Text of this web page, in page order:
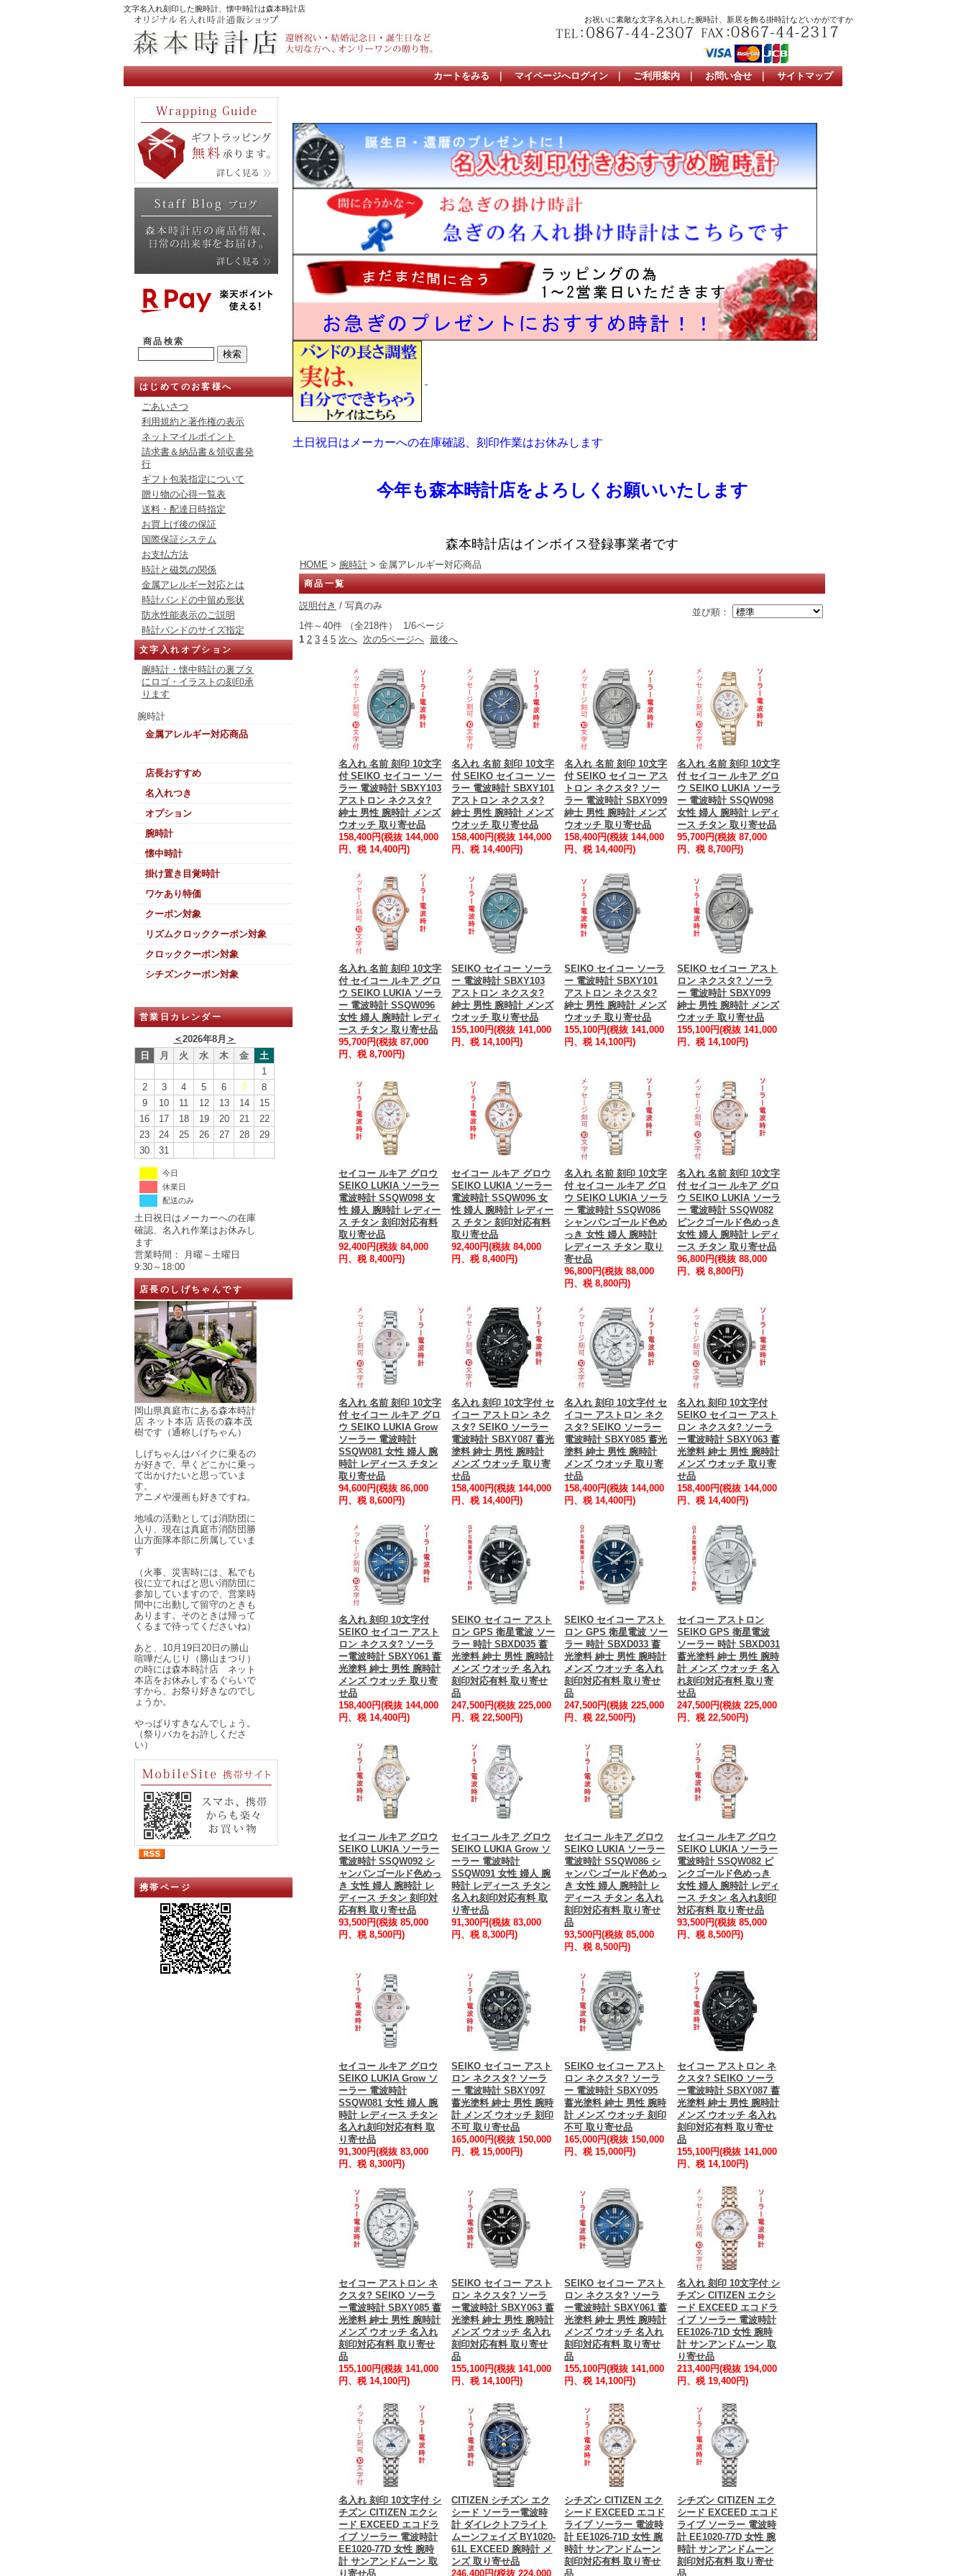
文字名入れ刻印した腕時計、懐中時計は森本時計店
お祝いに素敵な文字名入れした腕時計、新居を飾る掛時計などいかがですか
カートをみる ｜ マイページへログイン ｜ ご利用案内 ｜ お問い合せ ｜ サイトマップ
商品検索
はじめてのお客様へ
ごあいさつ
利用規約と著作権の表示
ネットマイルポイント
請求書＆納品書＆領収書発
行
ギフト包装指定について
贈り物の心得一覧表
送料・配達日時指定
お買上げ後の保証
国際保証システム
お支払方法
時計と磁気の関係
金属アレルギー対応とは
時計バンドの中留め形状
防水性能表示のご説明
時計バンドのサイズ指定
文字入れオプション
腕時計・懐中時計の裏ブタ
にロゴ・イラストの刻印承
ります
腕時計
金属アレルギー対応商品
店長おすすめ
名入れつき
オプション
腕時計
懐中時計
掛け置き目覚時計
ワケあり特価
クーポン対象
リズムクロッククーポン対象
クロッククーポン対象
シチズンクーポン対象
営業日カレンダー
＜2026年8月 ＞
日
月 火 水 木 金
土
1
2
3 4 5 6 7
8
9
10 11 12 13 14
15
16
17 18 19 20 21
22
23
24 25 26 27 28
29
30
31
今日
休業日
配送のみ
土日祝日はメーカーへの在庫
確認、名入れ作業はお休みし
ます
営業時間： 月曜～土曜日
9:30～18:00
店長のしげちゃんです
岡山県真庭市にある森本時計
店 ネット本店 店長の森本茂
樹です（通称しげちゃん）
しげちゃんはバイクに乗るの
が好きで、早くどこかに乗っ
て出かけたいと思っていま
す。
アニメや漫画も好きですね。
地域の活動としては消防団に
入り、現在は真庭市消防団勝
山方面隊本部に所属していま
す
（火事、災害時には、私でも
役に立てればと思い消防団に
参加していますので、営業時
間中に出動して留守のときも
あります。そのときは帰って
くるまで待ってくださいね）
あと、10月19日20日の勝山
喧嘩だんじり（勝山まつり）
の時には森本時計店 ネット
本店をお休みしするぐらいで
すから、お祭り好きなのでし
ょうか。
やっぱりすきなんでしょう。
（祭りバカをお許しくださ
い）
携帯ページ
土日祝日はメーカーへの在庫確認、刻印作業はお休みします
今年も森本時計店をよろしくお願いいたします
森本時計店はインボイス登録事業者です
HOME > 腕時計 > 金属アレルギー対応商品
商品一覧
並び順：
説明付き / 写真のみ
1件～40件 （全218件） 1/6ページ
1 2 3 4 5 次へ 次の5ページへ 最後へ
名入れ 名前 刻印 10文字
付 SEIKO セイコー ソー
ラー 電波時計 SBXY103
アストロン ネクスタ?
紳士 男性 腕時計 メンズ
ウオッチ 取り寄せ品
158,400円(税抜 144,000
円、税 14,400円)
名入れ 名前 刻印 10文字
付 SEIKO セイコー ソー
ラー 電波時計 SBXY101
アストロン ネクスタ?
紳士 男性 腕時計 メンズ
ウオッチ 取り寄せ品
158,400円(税抜 144,000
円、税 14,400円)
名入れ 名前 刻印 10文字
付 SEIKO セイコー アス
トロン ネクスタ? ソー
ラー 電波時計 SBXY099
紳士 男性 腕時計 メンズ
ウオッチ 取り寄せ品
158,400円(税抜 144,000
円、税 14,400円)
名入れ 名前 刻印 10文字
付 セイコー ルキア グロ
ウ SEIKO LUKIA ソーラ
ー 電波時計 SSQW098
女性 婦人 腕時計 レディ
ース チタン 取り寄せ品
95,700円(税抜 87,000
円、税 8,700円)
名入れ 名前 刻印 10文字
付 セイコー ルキア グロ
ウ SEIKO LUKIA ソーラ
ー 電波時計 SSQW096
女性 婦人 腕時計 レディ
ース チタン 取り寄せ品
95,700円(税抜 87,000
円、税 8,700円)
SEIKO セイコー ソーラ
ー 電波時計 SBXY103
アストロン ネクスタ?
紳士 男性 腕時計 メンズ
ウオッチ 取り寄せ品
155,100円(税抜 141,000
円、税 14,100円)
SEIKO セイコー ソーラ
ー 電波時計 SBXY101
アストロン ネクスタ?
紳士 男性 腕時計 メンズ
ウオッチ 取り寄せ品
155,100円(税抜 141,000
円、税 14,100円)
SEIKO セイコー アスト
ロン ネクスタ? ソーラ
ー 電波時計 SBXY099
紳士 男性 腕時計 メンズ
ウオッチ 取り寄せ品
155,100円(税抜 141,000
円、税 14,100円)
セイコー ルキア グロウ
SEIKO LUKIA ソーラー
電波時計 SSQW098 女
性 婦人 腕時計 レディー
ス チタン 刻印対応有料
取り寄せ品
92,400円(税抜 84,000
円、税 8,400円)
セイコー ルキア グロウ
SEIKO LUKIA ソーラー
電波時計 SSQW096 女
性 婦人 腕時計 レディー
ス チタン 刻印対応有料
取り寄せ品
92,400円(税抜 84,000
円、税 8,400円)
名入れ 名前 刻印 10文字
付 セイコー ルキア グロ
ウ SEIKO LUKIA ソーラ
ー 電波時計 SSQW086
シャンパンゴールド色め
っき 女性 婦人 腕時計
レディース チタン 取り
寄せ品
96,800円(税抜 88,000
円、税 8,800円)
名入れ 名前 刻印 10文字
付 セイコー ルキア グロ
ウ SEIKO LUKIA ソーラ
ー 電波時計 SSQW082
ピンクゴールド色めっき
女性 婦人 腕時計 レディ
ース チタン 取り寄せ品
96,800円(税抜 88,000
円、税 8,800円)
名入れ 名前 刻印 10文字
付 セイコー ルキア グロ
ウ SEIKO LUKIA Grow
ソーラー 電波時計
SSQW081 女性 婦人 腕
時計 レディース チタン
取り寄せ品
94,600円(税抜 86,000
円、税 8,600円)
名入れ 刻印 10文字付 セ
イコー アストロン ネク
スタ? SEIKO ソーラー
電波時計 SBXY087 蓄光
塗料 紳士 男性 腕時計
メンズ ウオッチ 取り寄
せ品
158,400円(税抜 144,000
円、税 14,400円)
名入れ 刻印 10文字付 セ
イコー アストロン ネク
スタ? SEIKO ソーラー
電波時計 SBXY085 蓄光
塗料 紳士 男性 腕時計
メンズ ウオッチ 取り寄
せ品
158,400円(税抜 144,000
円、税 14,400円)
名入れ 刻印 10文字付
SEIKO セイコー アスト
ロン ネクスタ? ソーラ
ー電波時計 SBXY063 蓄
光塗料 紳士 男性 腕時計
メンズ ウオッチ 取り寄
せ品
158,400円(税抜 144,000
円、税 14,400円)
名入れ 刻印 10文字付
SEIKO セイコー アスト
ロン ネクスタ? ソーラ
ー電波時計 SBXY061 蓄
光塗料 紳士 男性 腕時計
メンズ ウオッチ 取り寄
せ品
158,400円(税抜 144,000
円、税 14,400円)
SEIKO セイコー アスト
ロン GPS 衛星電波 ソー
ラー 時計 SBXD035 蓄
光塗料 紳士 男性 腕時計
メンズ ウオッチ 名入れ
刻印対応有料 取り寄せ
品
247,500円(税抜 225,000
円、税 22,500円)
SEIKO セイコー アスト
ロン GPS 衛星電波 ソー
ラー 時計 SBXD033 蓄
光塗料 紳士 男性 腕時計
メンズ ウオッチ 名入れ
刻印対応有料 取り寄せ
品
247,500円(税抜 225,000
円、税 22,500円)
セイコー アストロン
SEIKO GPS 衛星電波
ソーラー 時計 SBXD031
蓄光塗料 紳士 男性 腕時
計 メンズ ウオッチ 名入
れ刻印対応有料 取り寄
せ品
247,500円(税抜 225,000
円、税 22,500円)
セイコー ルキア グロウ
SEIKO LUKIA ソーラー
電波時計 SSQW092 シ
ャンパンゴールド色めっ
き 女性 婦人 腕時計 レ
ディース チタン 刻印対
応有料 取り寄せ品
93,500円(税抜 85,000
円、税 8,500円)
セイコー ルキア グロウ
SEIKO LUKIA Grow ソ
ーラー 電波時計
SSQW091 女性 婦人 腕
時計 レディース チタン
名入れ刻印対応有料 取
り寄せ品
91,300円(税抜 83,000
円、税 8,300円)
セイコー ルキア グロウ
SEIKO LUKIA ソーラー
電波時計 SSQW086 シ
ャンパンゴールド色めっ
き 女性 婦人 腕時計 レ
ディース チタン 名入れ
刻印対応有料 取り寄せ
品
93,500円(税抜 85,000
円、税 8,500円)
セイコー ルキア グロウ
SEIKO LUKIA ソーラー
電波時計 SSQW082 ピ
ンクゴールド色めっき
女性 婦人 腕時計 レディ
ース チタン 名入れ刻印
対応有料 取り寄せ品
93,500円(税抜 85,000
円、税 8,500円)
セイコー ルキア グロウ
SEIKO LUKIA Grow ソ
ーラー 電波時計
SSQW081 女性 婦人 腕
時計 レディース チタン
名入れ刻印対応有料 取
り寄せ品
91,300円(税抜 83,000
円、税 8,300円)
SEIKO セイコー アスト
ロン ネクスタ? ソーラ
ー 電波時計 SBXY097
蓄光塗料 紳士 男性 腕時
計 メンズ ウオッチ 刻印
不可 取り寄せ品
165,000円(税抜 150,000
円、税 15,000円)
SEIKO セイコー アスト
ロン ネクスタ? ソーラ
ー 電波時計 SBXY095
蓄光塗料 紳士 男性 腕時
計 メンズ ウオッチ 刻印
不可 取り寄せ品
165,000円(税抜 150,000
円、税 15,000円)
セイコー アストロン ネ
クスタ? SEIKO ソーラ
ー電波時計 SBXY087 蓄
光塗料 紳士 男性 腕時計
メンズ ウオッチ 名入れ
刻印対応有料 取り寄せ
品
155,100円(税抜 141,000
円、税 14,100円)
セイコー アストロン ネ
クスタ? SEIKO ソーラ
ー電波時計 SBXY085 蓄
光塗料 紳士 男性 腕時計
メンズ ウオッチ 名入れ
刻印対応有料 取り寄せ
品
155,100円(税抜 141,000
円、税 14,100円)
SEIKO セイコー アスト
ロン ネクスタ? ソーラ
ー電波時計 SBXY063 蓄
光塗料 紳士 男性 腕時計
メンズ ウオッチ 名入れ
刻印対応有料 取り寄せ
品
155,100円(税抜 141,000
円、税 14,100円)
SEIKO セイコー アスト
ロン ネクスタ? ソーラ
ー電波時計 SBXY061 蓄
光塗料 紳士 男性 腕時計
メンズ ウオッチ 名入れ
刻印対応有料 取り寄せ
品
155,100円(税抜 141,000
円、税 14,100円)
名入れ 刻印 10文字付 シ
チズン CITIZEN エクシ
ード EXCEED エコドラ
イブ ソーラー 電波時計
EE1026-71D 女性 腕時
計 サンアンドムーン 取
り寄せ品
213,400円(税抜 194,000
円、税 19,400円)
名入れ 刻印 10文字付 シ
チズン CITIZEN エクシ
ード EXCEED エコドラ
イブ ソーラー 電波時計
EE1020-77D 女性 腕時
計 サンアンドムーン 取
り寄せ品
CITIZEN シチズン エク
シード ソーラー電波時
計 ダイレクトフライト
ムーンフェイズ BY1020-
61L EXCEED 腕時計 メ
ンズ 取り寄せ品
246,400円(税抜 224,000
シチズン CITIZEN エク
シード EXCEED エコド
ライブ ソーラー 電波時
計 EE1026-71D 女性 腕
時計 サンアンドムーン
刻印対応有料 取り寄せ
品
シチズン CITIZEN エク
シード EXCEED エコド
ライブ ソーラー 電波時
計 EE1020-77D 女性 腕
時計 サンアンドムーン
刻印対応有料 取り寄せ
品